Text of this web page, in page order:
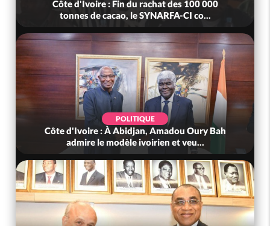
Côte d'Ivoire : Fin du rachat des 100 000
tonnes de cacao, le SYNARFA-CI co...
POLITIQUE
Côte d'Ivoire : À Abidjan, Amadou Oury Bah
admire le modèle ivoirien et veu...